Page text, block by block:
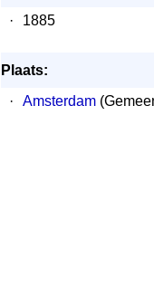
·
1885
Plaats:
·
Amsterdam